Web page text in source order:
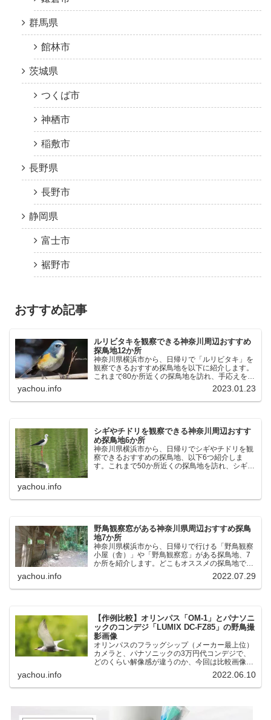
群馬県
館林市
茨城県
つくば市
神栖市
稲敷市
長野県
長野市
静岡県
富士市
裾野市
おすすめ記事
ルリビタキを観察できる神奈川周辺おすすめ
探鳥地12か所
神奈川県横浜市から、日帰りで「ルリビタキ」を
観察できるおすすめ探鳥地を以下に紹介します。
これまで80か所近くの探鳥地を訪れ、手応えを感
じた場所です。以下、★ が多いほど観察しやす
く、出現頻度が高いと感じた場所です。 北本自然
観察公園：埼玉県...
yachou.info 2023.01.23
シギやチドリを観察できる神奈川周辺おすす
め探鳥地6か所
神奈川県横浜市から、日帰りでシギやチドリを観
察できるおすすめの探鳥地、以下6つ紹介しま
す。これまで50か所近くの探鳥地を訪れ、シギや
yachou.info
野鳥観察窓がある神奈川県周辺おすすめ探鳥
地7か所
神奈川県横浜市から、日帰りで行ける「野鳥観察
小屋（舎）」や「野鳥観察窓」がある探鳥地、7
か所を紹介します。どこもオススメの探鳥地で
す。実際に訪れてみると、野山にいる野鳥、海や
湖にいる野鳥それぞれ違う観察になりました。街
中にあり、電車で行ける...
yachou.info 2022.07.29
【作例比較】オリンパス「OM-1」とパナソニ
ックのコンデジ「LUMIX DC-FZ85」の野鳥撮
影画像
オリンパスのフラッグシップ（メーカー最上位）
カメラと、パナソニックの3万円代コンデジで、
どのくらい解像感が違うのか、今回は比較画像を
紹介します。私はコンデジを愛用しているのです
が、相棒がオリンパス「OM-1」を使い始めたと
ころ、同じ被写体で...
yachou.info 2022.06.10